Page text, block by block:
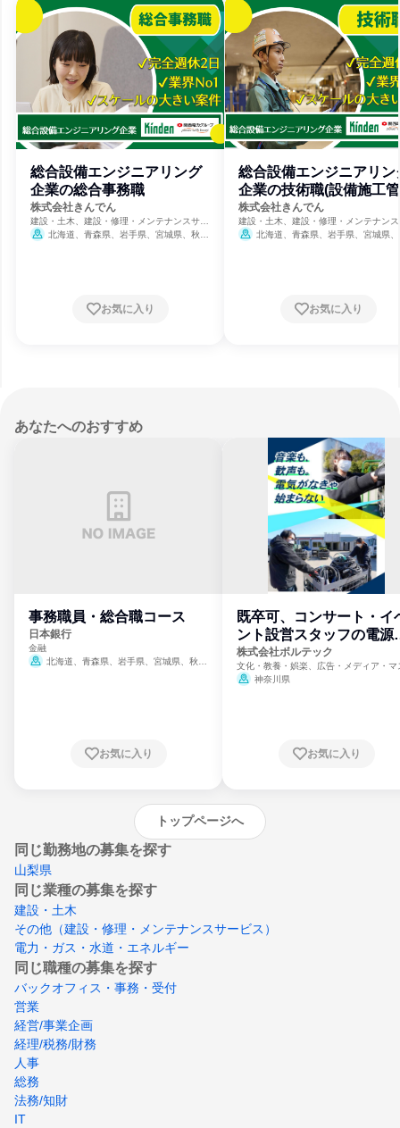
総合設備エンジニアリング
企業の総合事務職
株式会社きんでん
建設・土木、建設・修理・メンテナンスサー
ビス、電力・ガス・水道・エネルギー
北海道、青森県、岩手県、宮城県、秋田
賀県、京都府、大阪府、兵庫県、奈良県、和
歌山県、鳥取県、岡山県、広島県、山口県、
お気に入り
総合設備エンジニアリン
企業の技術職(設備施工管
理)
株式会社きんでん
建設・土木、建設・修理・メンテナン
ビス、電力・ガス・水道・エネルギー
北海道、青森県、岩手県、宮城県
賀県、京都府、大阪府、兵庫県、奈良
歌山県、鳥取県、岡山県、広島県、山
お気に入り
あなたへのおすすめ
事務職員・総合職コース
日本銀行
金融
北海道、青森県、岩手県、宮城県、秋田
崎県、熊本県、大分県、宮崎県、鹿児島県、
お気に入り
既卒可、コンサート・イ
ント設営スタッフの電源
門
株式会社ボルテック
文化・教養・娯楽、広告・メディア・マ
ミ、電力・ガス・水道・エネルギー
神奈川県
お気に入り
トップページへ
同じ勤務地の募集を探す
山梨県
同じ業種の募集を探す
建設・土木
その他（建設・修理・メンテナンスサービス）
電力・ガス・水道・エネルギー
同じ職種の募集を探す
バックオフィス・事務・受付
営業
経営/事業企画
経理/税務/財務
人事
総務
法務/知財
IT